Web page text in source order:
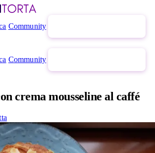
Community
Community
crema mousseline al caffé